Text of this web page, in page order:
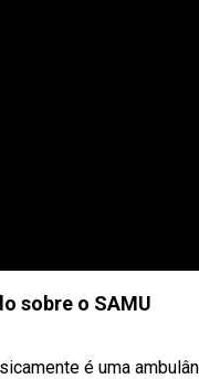
sobre o SAMU
é uma